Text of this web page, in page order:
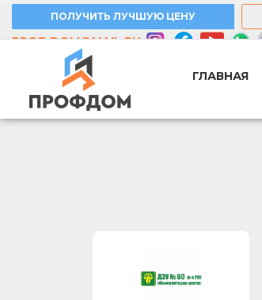
ПОЛУЧИТЬ ЛУЧШУЮ ЦЕНУ
PROF-DOM@MAIL.RU
ГЛАВНАЯ